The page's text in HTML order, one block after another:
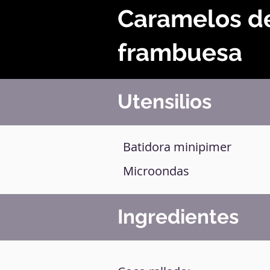
Caramelos
frambuesa
Utensilios
Batidora minipimer
Microondas
Ingredientes